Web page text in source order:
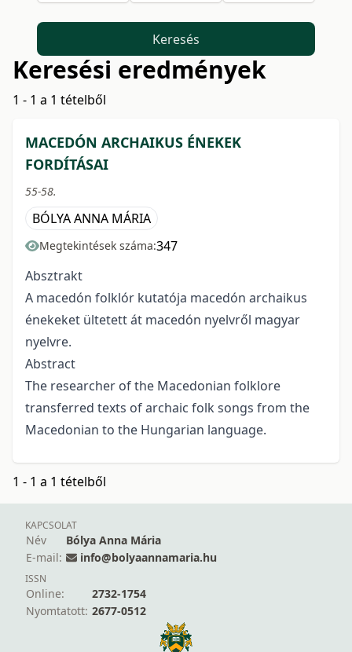
Keresés
Keresési eredmények
1 - 1 a 1 tételből
MACEDÓN ARCHAIKUS ÉNEKEK
FORDÍTÁSAI
55-58.
BÓLYA ANNA MÁRIA
Megtekintések száma:347
Absztrakt
A macedón folklór kutatója macedón archaikus
énekeket ültetett át macedón nyelvről magyar
nyelvre.
Abstract
The researcher of the Macedonian folklore
transferred texts of archaic folk songs from the
Macedonian to the Hungarian language.
1 - 1 a 1 tételből
KAPCSOLAT
Név
Bólya Anna Mária
E-mail:
info@bolyaannamaria.hu
ISSN
Online:
2732-1754
Nyomtatott: 2677-0512